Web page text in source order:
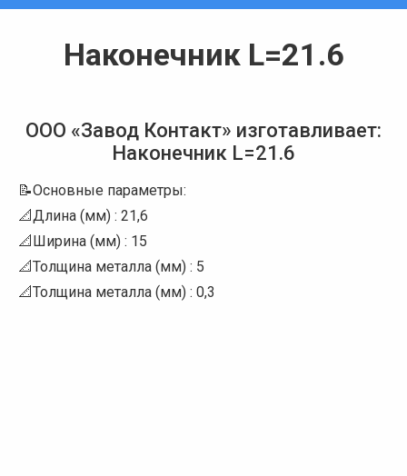
Наконечник L=21.6
ООО «Завод Контакт» изготавливает:
Наконечник L=21.6
📝Основные параметры:
📐Длина (мм) : 21,6
📐Ширина (мм) : 15
📐Толщина металла (мм) : 5
📐Толщина металла (мм) : 0,3